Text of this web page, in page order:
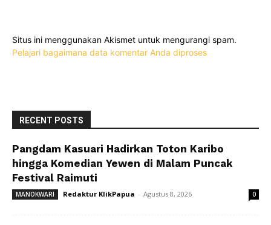
Situs ini menggunakan Akismet untuk mengurangi spam.
Pelajari bagaimana data komentar Anda diproses
RECENT POSTS
Pangdam Kasuari Hadirkan Toton Karibo
hingga Komedian Yewen di Malam Puncak
Festival Raimuti
MANOKWARI Redaktur KlikPapua - Agustus 8, 2026 0